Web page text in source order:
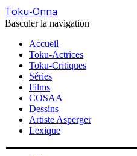
Toku-Onna
Basculer la navigation
Accueil
Toku-Actrices
Toku-Critiques
Séries
Films
COSAA
Dessins
Artiste Asperger
Lexique